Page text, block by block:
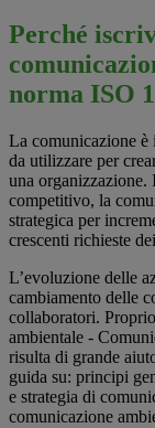
Perché
norma ISO
La comunicazione
da utilizzare per
una organizzazione.
competitivo, la
strategica per
crescenti richieste
L’evoluzione delle
cambiamento delle
collaboratori.
ambientale -
risulta di grande
guida su: principi
e strategia di
comunicazione